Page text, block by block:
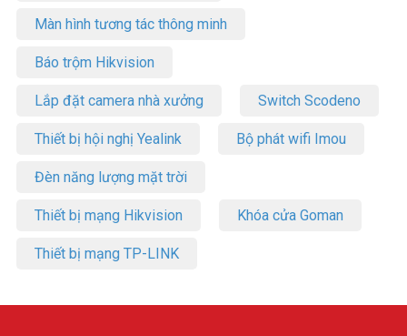
Màn hình tương tác thông minh
Báo trộm Hikvision
Lắp đặt camera nhà xưởng Switch Scodeno
Thiết bị hội nghị Yealink Bộ phát wifi Imou
Đèn năng lượng mặt trời
Thiết bị mạng Hikvision Khóa cửa Goman
Thiết bị mạng TP-LINK